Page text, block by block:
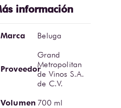
Marca Beluga
Proveedor
Grand
Metropolitan
de Vinos S.A.
de C.V.
Volumen 700 ml